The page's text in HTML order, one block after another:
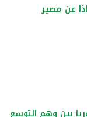
عن مصير
بين وهم التوسع